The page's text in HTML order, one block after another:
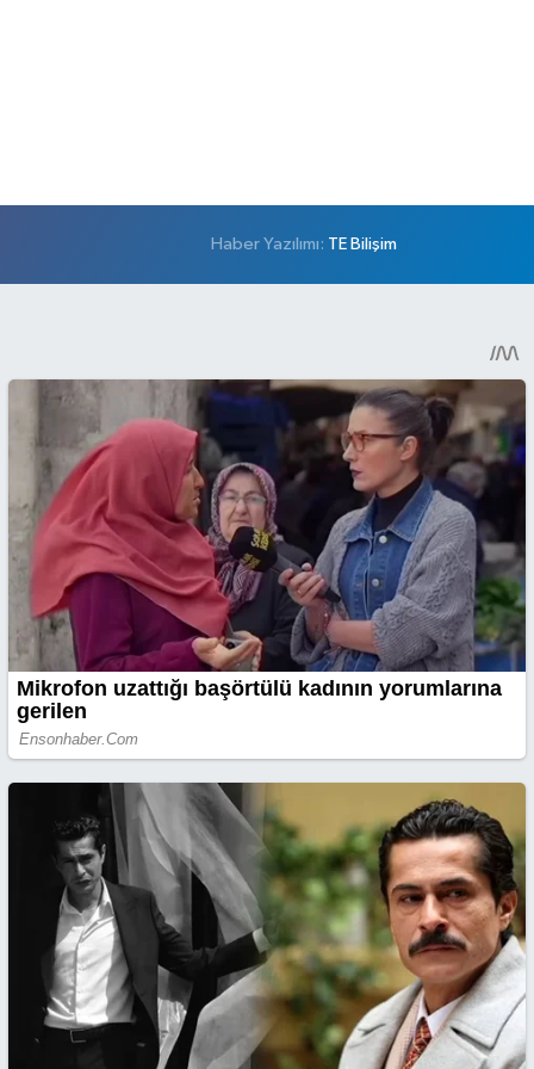
Haber Yazılımı: TE Bilişim